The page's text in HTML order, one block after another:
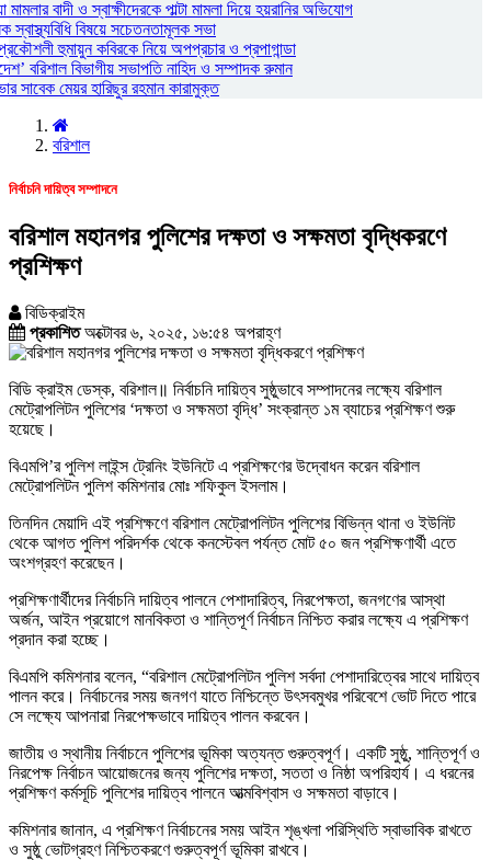
বাদী ও স্বাক্ষীদেরকে পাল্টা মামলা দিয়ে হয়রানির অভিযোগ
বিষয়ে সচেতনতামূলক সভা
হুমায়ুন কবিরকে নিয়ে অপপ্রচার ও প্রপাগান্ডা
বরিশাল বিভাগীয় সভাপতি নাহিদ ও সম্পাদক রুমান
সাবেক মেয়র হারিছুর রহমান কারামুক্ত
বরিশাল
নির্বাচনি দায়িত্ব সম্পাদনে
বরিশাল মহানগর পুলিশের দক্ষতা ও সক্ষমতা বৃদ্ধিকরণে
প্রশিক্ষণ
বিডিক্রাইম
প্রকাশিতঅক্টোবর ৬, ২০২৫, ১৬:৫৪ অপরাহ্ণ
বিডি ক্রাইম ডেস্ক, বরিশাল॥ নির্বাচনি দায়িত্ব সুষ্ঠুভাবে সম্পাদনের লক্ষ্যে বরিশাল
মেট্রোপলিটন পুলিশের ‘দক্ষতা ও সক্ষমতা বৃদ্ধি’ সংক্রান্ত ১ম ব্যাচের প্রশিক্ষণ শুরু
হয়েছে।
বিএমপি’র পুলিশ লাইন্স ট্রেনিং ইউনিটে এ প্রশিক্ষণের উদ্বোধন করেন বরিশাল
মেট্রোপলিটন পুলিশ কমিশনার মোঃ শফিকুল ইসলাম।
তিনদিন মেয়াদি এই প্রশিক্ষণে বরিশাল মেট্রোপলিটন পুলিশের বিভিন্ন থানা ও ইউনিট
থেকে আগত পুলিশ পরিদর্শক থেকে কনস্টেবল পর্যন্ত মোট ৫০ জন প্রশিক্ষণার্থী এতে
অংশগ্রহণ করেছেন।
প্রশিক্ষণার্থীদের নির্বাচনি দায়িত্ব পালনে পেশাদারিত্ব, নিরপেক্ষতা, জনগণের আস্থা
অর্জন, আইন প্রয়োগে মানবিকতা ও শান্তিপূর্ণ নির্বাচন নিশ্চিত করার লক্ষ্যে এ প্রশিক্ষণ
প্রদান করা হচ্ছে।
বিএমপি কমিশনার বলেন, “বরিশাল মেট্রোপলিটন পুলিশ সর্বদা পেশাদারিত্বের সাথে দায়িত্ব
পালন করে। নির্বাচনের সময় জনগণ যাতে নিশ্চিন্তে উৎসবমুখর পরিবেশে ভোট দিতে পারে
সে লক্ষ্যে আপনারা নিরপেক্ষভাবে দায়িত্ব পালন করবেন।
জাতীয় ও স্থানীয় নির্বাচনে পুলিশের ভূমিকা অত্যন্ত গুরুত্বপূর্ণ। একটি সুষ্ঠু, শান্তিপূর্ণ ও
নিরপেক্ষ নির্বাচন আয়োজনের জন্য পুলিশের দক্ষতা, সততা ও নিষ্ঠা অপরিহার্য। এ ধরনের
প্রশিক্ষণ কর্মসূচি পুলিশের দায়িত্ব পালনে আত্মবিশ্বাস ও সক্ষমতা বাড়াবে।
কমিশনার জানান, এ প্রশিক্ষণ নির্বাচনের সময় আইন শৃঙ্খলা পরিস্থিতি স্বাভাবিক রাখতে
ও সুষ্ঠু ভোটগ্রহণ নিশ্চিতকরণে গুরুত্বপূর্ণ ভূমিকা রাখবে।